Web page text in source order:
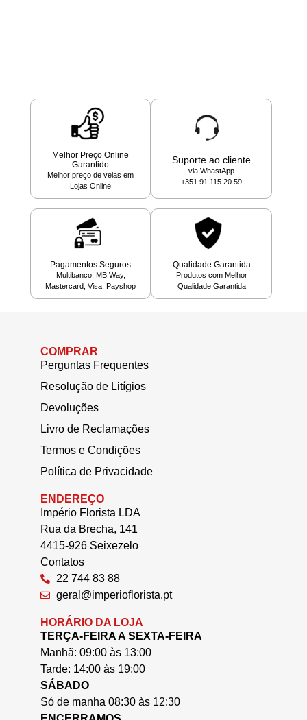
Melhor Preço Online
Garantido
Melhor preço de velas em
Lojas Online
Suporte ao cliente
via WhastApp
+351 91 115 20 59
Pagamentos Seguros
Multibanco, MB Way,
Mastercard, Visa, Payshop
Qualidade Garantida
Produtos com Melhor
Qualidade Garantida
COMPRAR
Perguntas Frequentes
Resolução de Litígios
Devoluções
Livro de Reclamações
Termos e Condições
Política de Privacidade
ENDEREÇO
Império Florista LDA
Rua da Brecha, 141
4415-926 Seixezelo
Contatos
22 744 83 88
geral@imperioflorista.pt
HORÁRIO DA LOJA
TERÇA-FEIRA A SEXTA-FEIRA
Manhã: 09:00 às 13:00
Tarde: 14:00 às 19:00
SÁBADO
Só de manha 08:30 às 12:30